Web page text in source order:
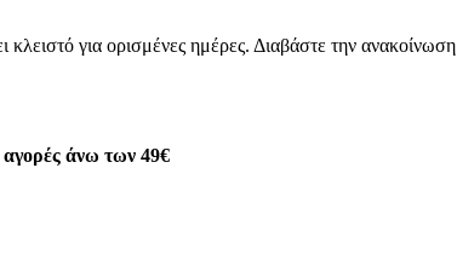
για ορισμένες ημέρες. Διαβάστε την ανακοίνωση
άνω των 49€